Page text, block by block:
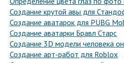
Создание крутой авы для
Создание аватарок для PUBG
Создание аватарки Бравл Старс
Создание 3D модели человека
Создание арт-работ для Roblox